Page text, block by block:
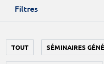
Filtres
TOUT SÉMINAIRES